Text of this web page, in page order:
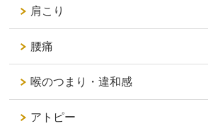
肩こり
腰痛
喉のつまり・違和感
アトピー